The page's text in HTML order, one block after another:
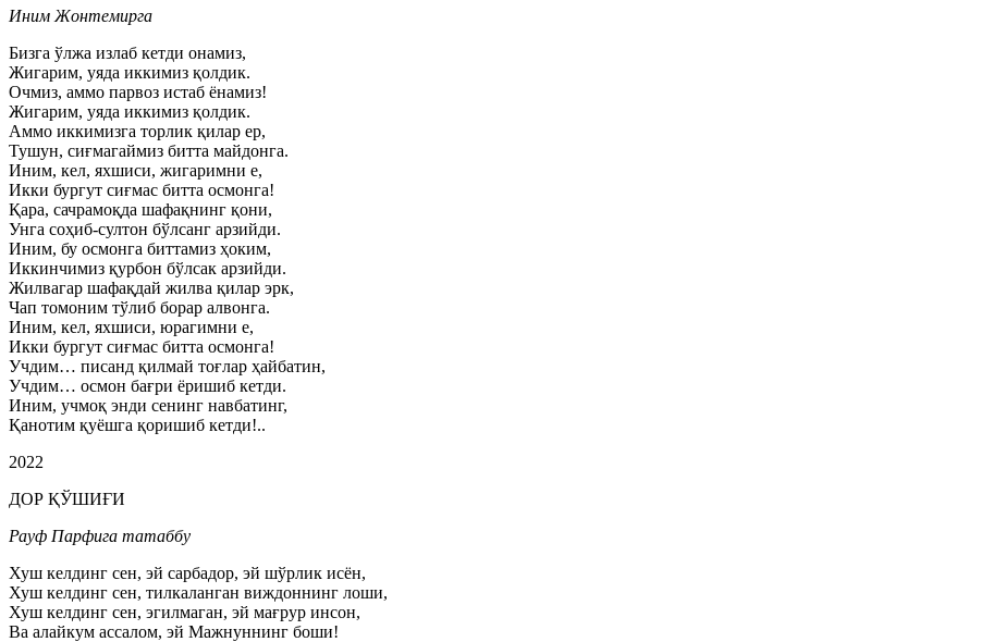
Иним Жонтемирга
Бизга ўлжа излаб кетди онамиз,
Жигарим, уяда иккимиз қолдик.
Очмиз, аммо парвоз истаб ёнамиз!
Жигарим, уяда иккимиз қолдик.
Аммо иккимизга торлик қилар ер,
Тушун, сиғмагаймиз битта майдонга.
Иним, кел, яхшиси, жигаримни е,
Икки бургут сиғмас битта осмонга!
Қара, сачрамоқда шафақнинг қони,
Унга соҳиб-султон бўлсанг арзийди.
Иним, бу осмонга биттамиз ҳоким,
Иккинчимиз қурбон бўлсак арзийди.
Жилвагар шафақдай жилва қилар эрк,
Чап томоним тўлиб борар алвонга.
Иним, кел, яхшиси, юрагимни е,
Икки бургут сиғмас битта осмонга!
Учдим… писанд қилмай тоғлар ҳайбатин,
Учдим… осмон бағри ёришиб кетди.
Иним, учмоқ энди сенинг навбатинг,
Қанотим қуёшга қоришиб кетди!..
2022
ДОР ҚЎШИҒИ
Рауф Парфига татаббу
Хуш келдинг сен, эй сарбадор, эй шўрлик исён,
Хуш келдинг сен, тилкаланган виждоннинг лоши,
Хуш келдинг сен, эгилмаган, эй мағрур инсон,
Ва алайкум ассалом, эй Мажнуннинг боши!